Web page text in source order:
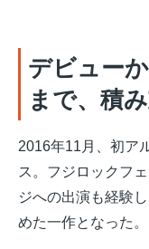
デビュー
まで、積
2016年11月、初ア
ス。フジロックフ
ジへの出演も経験
めた一作となった。